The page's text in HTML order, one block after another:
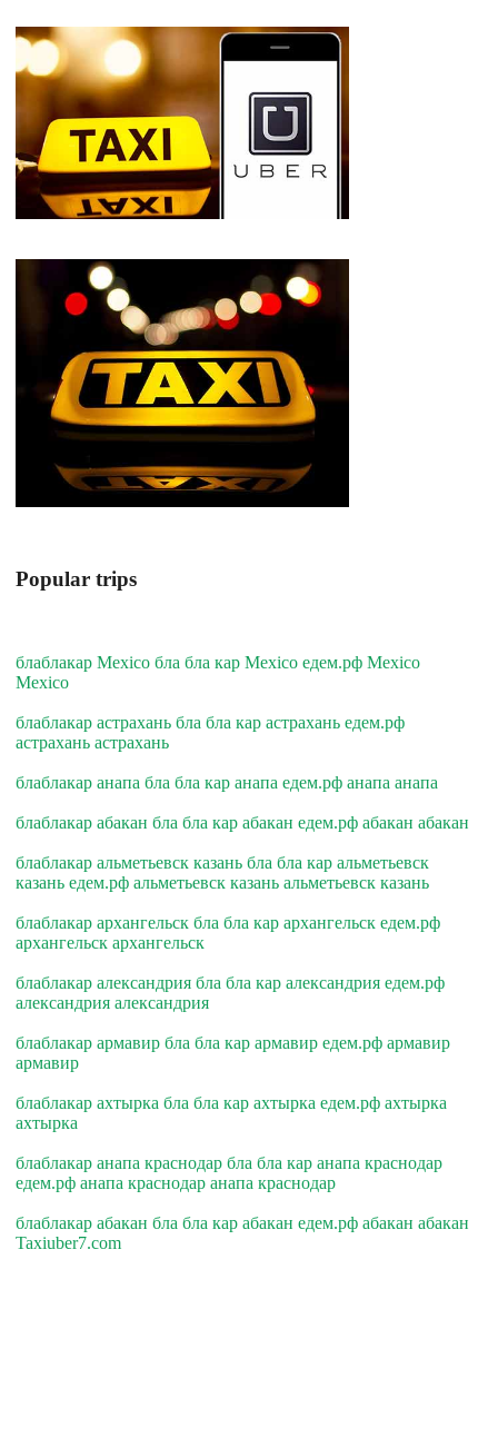
Popular trips
блаблакар Mexico бла бла кар Mexico едем.рф Mexico
Mexico
блаблакар астрахань бла бла кар астрахань едем.рф
астрахань астрахань
блаблакар анапа бла бла кар анапа едем.рф анапа анапа
блаблакар абакан бла бла кар абакан едем.рф абакан абакан
блаблакар альметьевск казань бла бла кар альметьевск
казань едем.рф альметьевск казань альметьевск казань
блаблакар архангельск бла бла кар архангельск едем.рф
архангельск архангельск
блаблакар александрия бла бла кар александрия едем.рф
александрия александрия
блаблакар армавир бла бла кар армавир едем.рф армавир
армавир
блаблакар ахтырка бла бла кар ахтырка едем.рф ахтырка
ахтырка
блаблакар анапа краснодар бла бла кар анапа краснодар
едем.рф анапа краснодар анапа краснодар
блаблакар абакан бла бла кар абакан едем.рф абакан абакан
Taxiuber7.com